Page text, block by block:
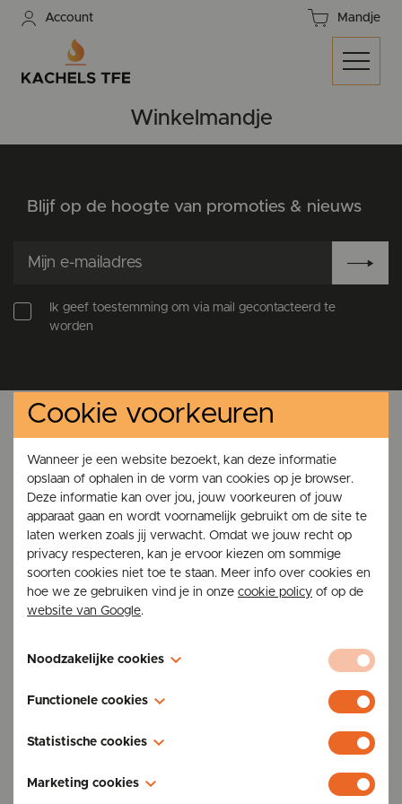
Account Mandje
Winkelmandje
Blijf op de hoogte van promoties & nieuws
Ik geef toestemming om via mail gecontacteerd te
worden
Kachels & ketels
Houtkachels
Combikachels
Onderhoud
Kachels TFE
Gentsesteenweg 196,
9300 Aalst
BTW: BE 0475.441.639
Cookie voorkeuren
Wanneer je een website bezoekt, kan deze informatie
opslaan of ophalen in de vorm van cookies op je browser.
Deze informatie kan over jou, jouw voorkeuren of jouw
apparaat gaan en wordt voornamelijk gebruikt om de site te
laten werken zoals jij verwacht. Omdat we jouw recht op
privacy respecteren, kan je ervoor kiezen om sommige
soorten cookies niet toe te staan. Meer info over cookies en
hoe we ze gebruiken vind je in onze cookie policy of op de
website van Google.
Noodzakelijke cookies
Deze cookies zijn nodig voor de werking van de website en
kunnen niet worden uitgeschakeld in onze systemen. U kunt
uw browser instellen om deze cookies te blokkeren of u te
waarschuwen, maar sommige delen van de site zullen dan
identificeerbare informatie op.
Functionele cookies
Deze cookies stellen een website in staat om keuzes te
onthouden die u in het verleden hebt gemaakt, zoals uw
voorkeurstaal, de regio waarvoor u weersverwachtingen wilt,
of uw gebruikersnaam en wachtwoord, zodat u automatisch
Statistische cookies
Ook bekend als "prestatiecookies". Deze cookies
verzamelen informatie over hoe u een website gebruikt,
Marketing cookies